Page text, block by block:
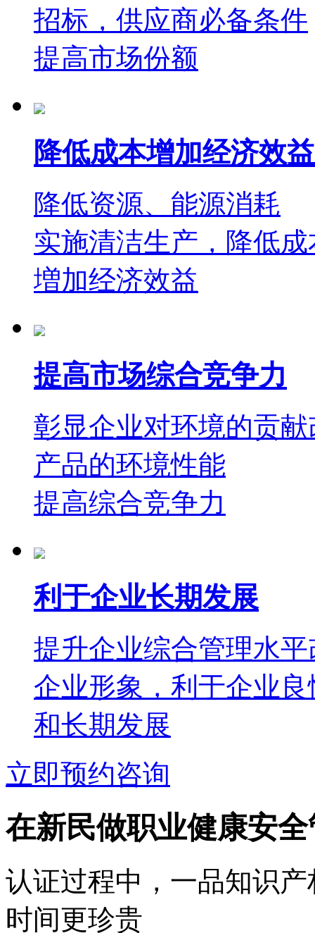
招标，供应商必备条件
提高市场份额
降低成本增加经济效益
降低资源、能源消耗
实施清洁生产，降低成
増加经济效益
提高市场综合竞争力
彰显企业对环境的贡献
产品的环境性能
提高综合竞争力
利于企业长期发展
提升企业综合管理水平
企业形象，利于企业良
和长期发展
立即预约咨询
在新民做职业健康安
认证过程中，一品知识
时间更珍贵